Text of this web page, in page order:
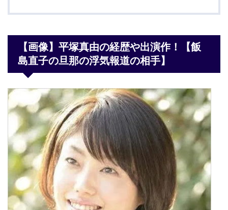
【画像】平塚真由の経歴や出演作！【飯
島直子の旦那の浮気報道の相手】